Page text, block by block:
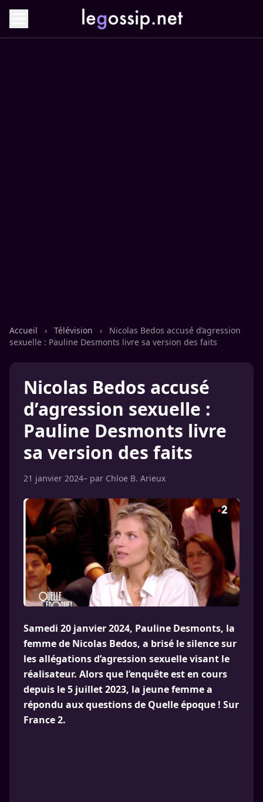
Accueil › Télévision ›
Nicolas Bedos accusé d’agression
sexuelle : Pauline Desmonts livre sa version des faits
Nicolas Bedos accusé
d’agression sexuelle :
Pauline Desmonts livre
sa version des faits
21 janvier 2024– par Chloe B. Arieux
Samedi 20 janvier 2024, Pauline Desmonts, la
femme de Nicolas Bedos, a brisé le silence sur
les allégations d’agression sexuelle visant le
réalisateur. Alors que l’enquête est en cours
depuis le 5 juillet 2023, la jeune femme a
répondu aux questions de Quelle époque ! Sur
France 2.